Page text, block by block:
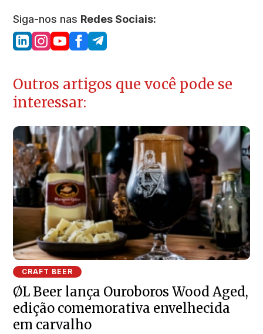
Siga-nos nas Redes Sociais:
Outros artigos que você pode se
interessar:
CRAFT BEER
ØL Beer lança Ouroboros Wood Aged,
edição comemorativa envelhecida
em carvalho